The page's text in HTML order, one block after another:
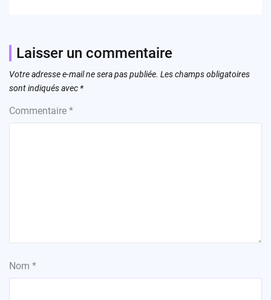
Laisser un commentaire
Votre adresse e-mail ne sera pas publiée. Les champs obligatoires
sont indiqués avec *
Commentaire *
Nom *